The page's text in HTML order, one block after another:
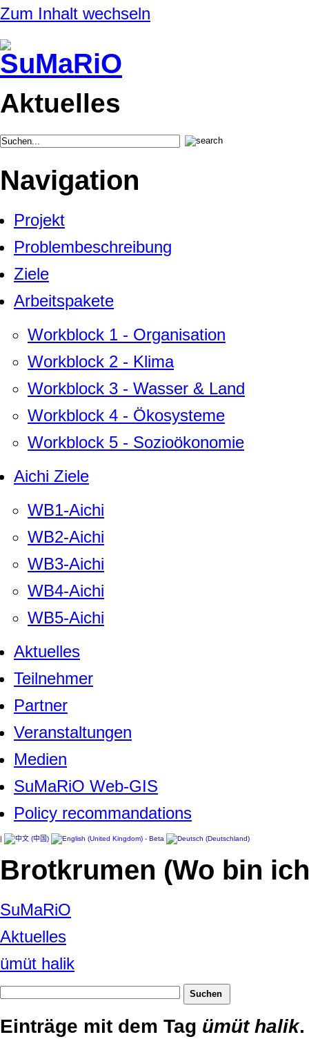
Zum Inhalt wechseln
Aktuelles
Navigation
Projekt
Problembeschreibung
Ziele
Arbeitspakete
Workblock 1 - Organisation
Workblock 2 - Klima
Workblock 3 - Wasser & Land
Workblock 4 - Ökosysteme
Workblock 5 - Sozioökonomie
Aichi Ziele
WB1-Aichi
WB2-Aichi
WB3-Aichi
WB4-Aichi
WB5-Aichi
Aktuelles
Teilnehmer
Partner
Veranstaltungen
Medien
SuMaRiO Web-GIS
Policy recommandations
|
Brotkrumen (Wo bin
SuMaRiO
Aktuelles
ümüt halik
Einträge mit dem Tag ümüt halik.